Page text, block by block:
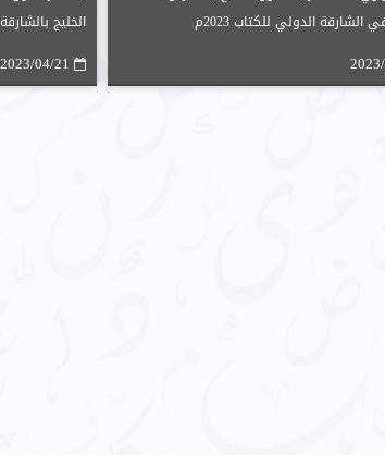
الشارقة الدولي للكتاب 2023م
الخليج
2023/04/21